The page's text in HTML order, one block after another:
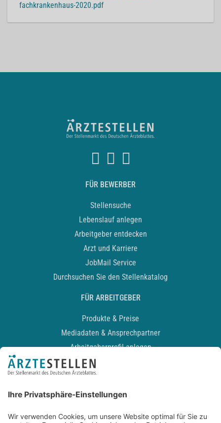
fachkrankenhaus-2020.pdf
FÜR BEWERBER
Stellensuche
Lebenslauf anlegen
Arbeitgeber entdecken
Arzt und Karriere
JobMail Service
Durchsuchen Sie den Stellenkatalog
FÜR ARBEITGEBER
Produkte & Preise
Mediadaten & Ansprechpartner
Arbeitgeberprofil anlegen
Recruiting-Podcast
Kontakt